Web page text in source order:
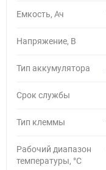
Емкость, Ач
Напряжение, В
Тип аккумулятора
Cрок службы
Тип клеммы
Рабочий диапазон
температуры, °С